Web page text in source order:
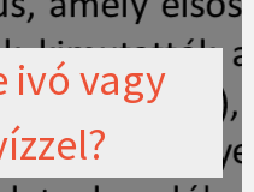
ivó vagy